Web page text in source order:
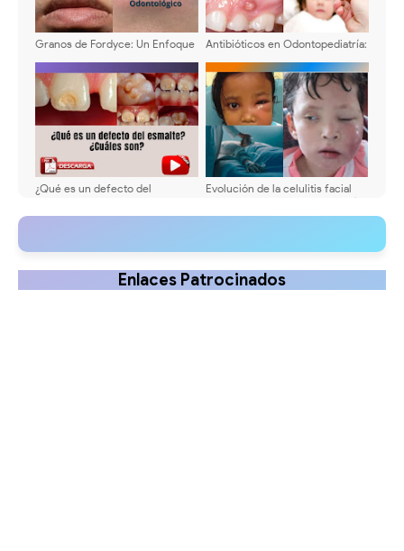
Granos de Fordyce: Un Enfoque
Antibióticos en Odontopediatría:
¿Qué es un defecto del
Etiología y tratamiento
Evolución de la celulitis facial
odontógena en odontopediatría
- Tratamiento
Enlaces Patrocinados